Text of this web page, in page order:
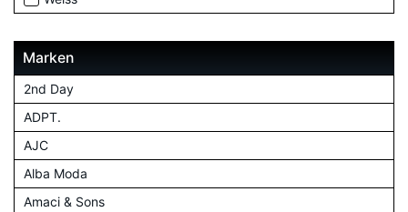
Marken
2nd Day
ADPT.
AJC
Alba Moda
Amaci & Sons